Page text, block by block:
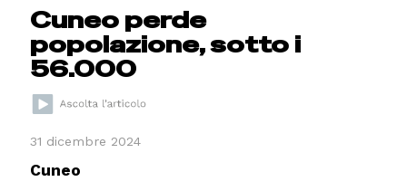
Cuneo perde
popolazione, sotto i
56.000
31 dicembre 2024
Cuneo